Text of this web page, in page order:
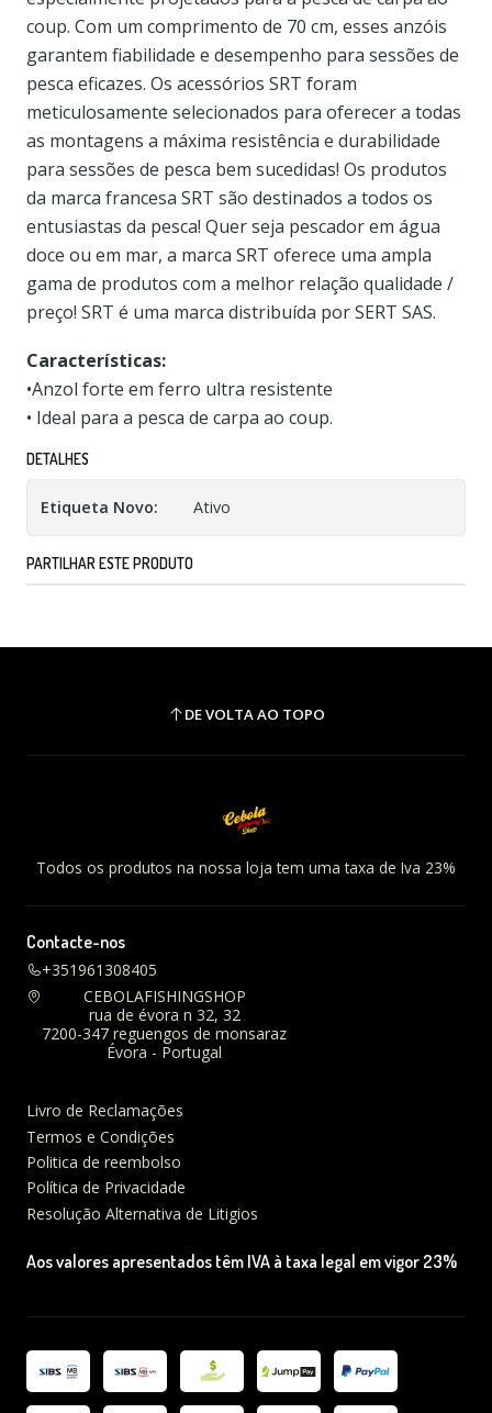
coup. Com um comprimento de 70 cm, esses anzóis
garantem fiabilidade e desempenho para sessões de
pesca eficazes. Os acessórios SRT foram
meticulosamente selecionados para oferecer a todas
as montagens a máxima resistência e durabilidade
para sessões de pesca bem sucedidas! Os produtos
da marca francesa SRT são destinados a todos os
entusiastas da pesca! Quer seja pescador em água
doce ou em mar, a marca SRT oferece uma ampla
gama de produtos com a melhor relação qualidade /
preço! SRT é uma marca distribuída por SERT SAS.
Características:
•Anzol forte em ferro ultra resistente
• Ideal para a pesca de carpa ao coup.
DETALHES
Etiqueta Novo: Ativo
PARTILHAR ESTE PRODUTO
DE VOLTA AO TOPO
Todos os produtos na nossa loja tem uma taxa de Iva 23%
Contacte-nos
+351961308405
CEBOLAFISHINGSHOP
rua de évora n 32, 32
7200-347 reguengos de monsaraz
Évora - Portugal
Livro de Reclamações
Termos e Condições
Politica de reembolso
Política de Privacidade
Resolução Alternativa de Litigios
Aos valores apresentados têm IVA à taxa legal em vigor 23%